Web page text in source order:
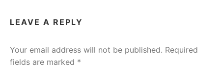
LEAVE A REPLY
Your email address will not be published. Required
fields are marked *